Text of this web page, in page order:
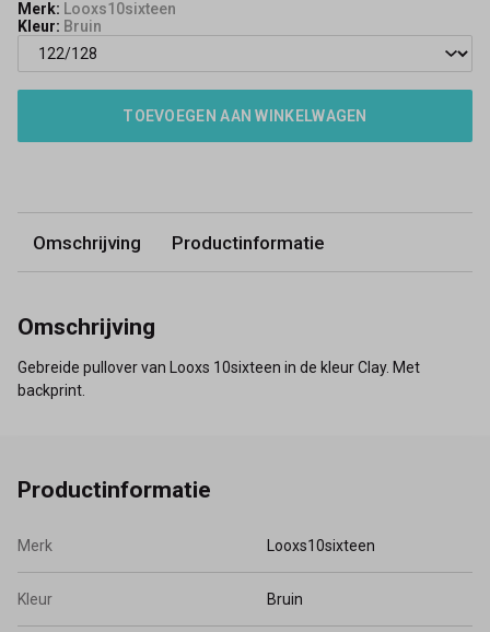
Merk: Looxs10sixteen
Kleur: Bruin
TOEVOEGEN AAN WINKELWAGEN
Omschrijving Productinformatie
Omschrijving
Gebreide pullover van Looxs 10sixteen in de kleur Clay. Met
backprint.
Productinformatie
Merk Looxs10sixteen
Kleur Bruin